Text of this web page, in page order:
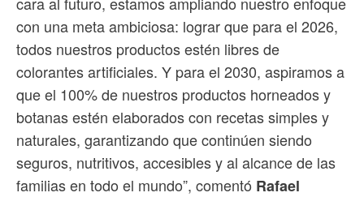
con una meta ambiciosa: lograr que para el 2026,
todos nuestros productos estén libres de
colorantes artificiales. Y para el 2030, aspiramos a
que el 100% de nuestros productos horneados y
botanas estén elaborados con recetas simples y
naturales, garantizando que continúen siendo
seguros, nutritivos, accesibles y al alcance de las
familias en todo el mundo”, comentó Rafael